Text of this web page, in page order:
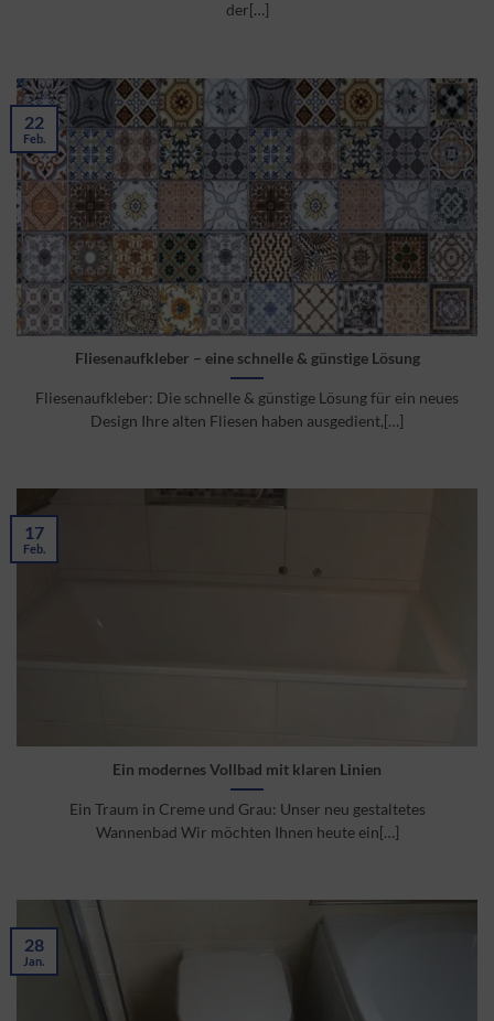
der[…]
Fliesenaufkleber – eine schnelle & günstige Lösung
Fliesenaufkleber: Die schnelle & günstige Lösung für ein neues
Design Ihre alten Fliesen haben ausgedient,[…]
22
Feb.
Ein modernes Vollbad mit klaren Linien
Ein Traum in Creme und Grau: Unser neu gestaltetes
Wannenbad Wir möchten Ihnen heute ein[…]
17
Feb.
28
Jan.